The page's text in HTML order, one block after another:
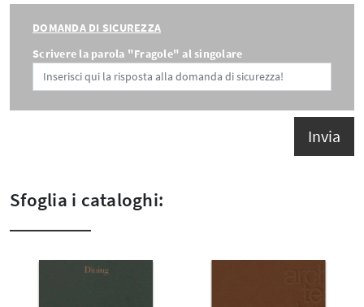
DOMANDA DI SICUREZZA
Scrivere la parola "Fragole" al singolare
Invia
Sfoglia i cataloghi: